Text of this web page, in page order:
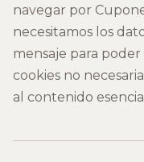
navegar por
necesitamos los
mensaje para
cookies no
al contenido